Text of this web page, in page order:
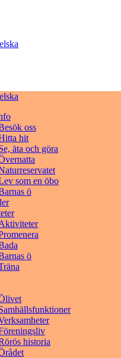
oss
hit
äta och göra
som en öbo
ö
ö
historia